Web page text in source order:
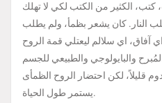
كتب، الكثير من الكتب لكي لا تهلك
النار. كان يشعر بظمأ، ولم يطلب
آفاق، اي سلالم ليعتلي قمة الروح
والبايولوجي والطبيعي للجسم
قليلاً، لكن احتضار الروح الظمأى
يستمر طول الحياة.